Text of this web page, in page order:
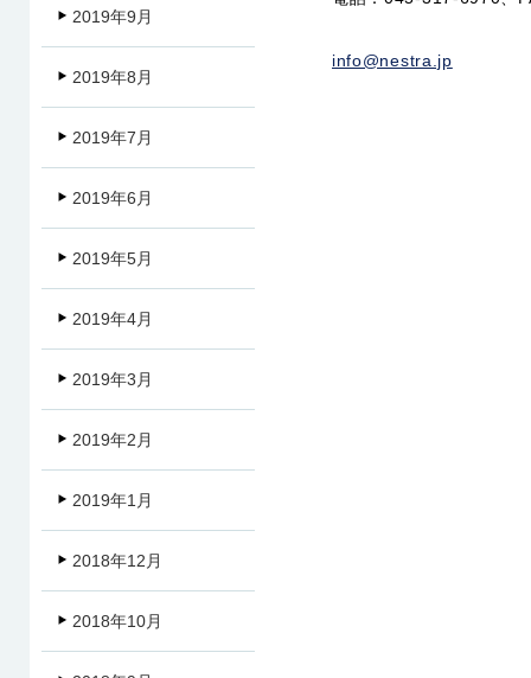
info@nestra.jp
2019年9月
2019年8月
2019年7月
2019年6月
2019年5月
2019年4月
2019年3月
2019年2月
2019年1月
2018年12月
2018年10月